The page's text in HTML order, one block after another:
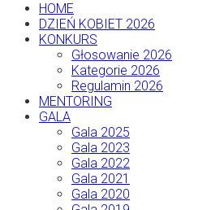
HOME
DZIEŃ KOBIET 2026
KONKURS
Głosowanie 2026
Kategorie 2026
Regulamin 2026
MENTORING
GALA
Gala 2025
Gala 2023
Gala 2022
Gala 2021
Gala 2020